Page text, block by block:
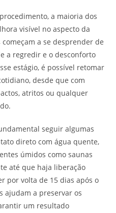
a maioria dos
visível no aspecto da
a se desprender de
a regredir e o desconforto
estágio, é possível retomar
desde que com
atritos ou qualquer
seguir algumas
direto com água quente,
úmidos como saunas
até que haja liberação
por volta de 15 dias após o
ajudam a preservar os
um resultado